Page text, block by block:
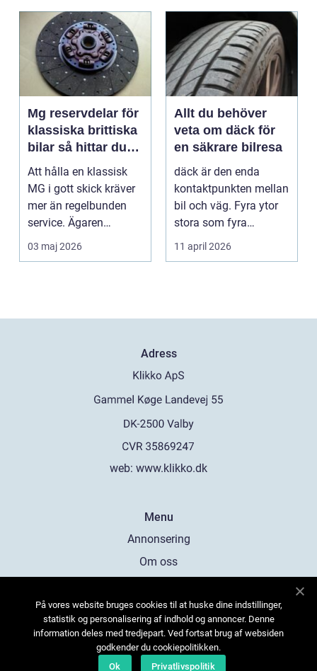
Mg reservdelar för
klassiska brittiska
bilar så hittar du
rätt delar
Att hålla en klassisk
MG i gott skick kräver
mer än regelbunden
service. Ägaren
behöver också ha kol...
03 maj 2026
Allt du behöver
veta om däck för
en säkrare bilresa
däck är den enda
kontaktpunkten mellan
bil och väg. Fyra ytor
stora som fyra
handflator avgör
bromss...
11 april 2026
Adress
web: www.klikko.dk
Menu
Annonsering
Om oss
Kontakta oss
Sitemap
På vores website bruges cookies til at huske dine indstillinger,
statistik og personalisering af indhold og annoncer. Denne
information deles med tredjepart. Ved fortsat brug af websiden
godkender du cookiepolitikken.
Ok
Privatlivspolitik